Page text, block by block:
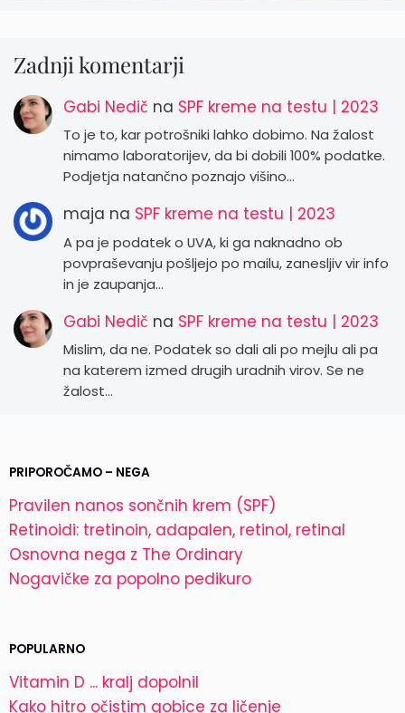
Zadnji komentarji
Gabi Nedič na SPF kreme na testu | 2023
To je to, kar potrošniki lahko dobimo. Na žalost
nimamo laboratorijev, da bi dobili 100% podatke.
Podjetja natančno poznajo višino…
maja na SPF kreme na testu | 2023
A pa je podatek o UVA, ki ga naknadno ob
povpraševanju pošljejo po mailu, zanesljiv vir info
in je zaupanja…
Gabi Nedič na SPF kreme na testu | 2023
Mislim, da ne. Podatek so dali ali po mejlu ali pa
na katerem izmed drugih uradnih virov. Se ne
žalost…
PRIPOROČAMO – NEGA
Pravilen nanos sončnih krem (SPF)
Retinoidi: tretinoin, adapalen, retinol, retinal
Osnovna nega z The Ordinary
Nogavičke za popolno pedikuro
POPULARNO
Vitamin D ... kralj dopolnil
Kako hitro očistim gobice za ličenje